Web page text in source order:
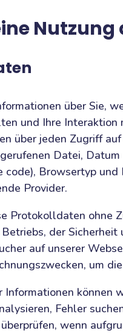
Nutzung
über Sie,
und Ihre
über jeden Zugriff
Datei,
code), Browsertyp
Provider.
Protokolldaten ohne
der
auf unserer
um
Informationen können
Fehler
wenn